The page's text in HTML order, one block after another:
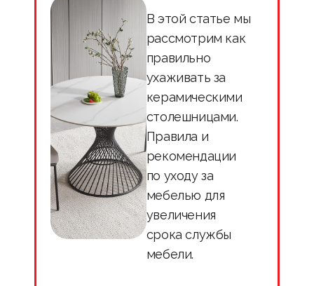
В этой статье мы
рассмотрим как
правильно
ухаживать за
керамическими
столешницами.
Правила и
рекомендации
по уходу за
мебелью для
увеличения
срока службы
мебели.